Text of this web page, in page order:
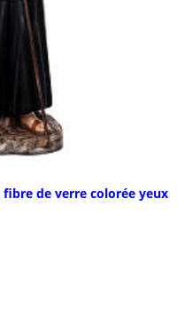
fibre de verre colorée yeux